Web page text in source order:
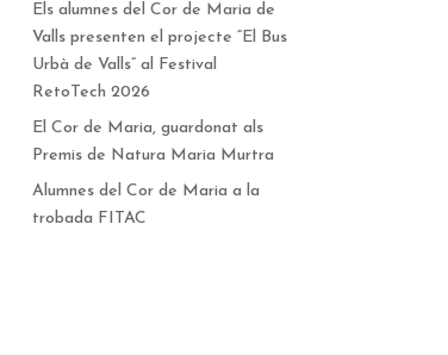
Els alumnes del Cor de Maria de
Valls presenten el projecte “El Bus
Urbà de Valls” al Festival
RetoTech 2026
El Cor de Maria, guardonat als
Premis de Natura Maria Murtra
Alumnes del Cor de Maria a la
trobada FITAC